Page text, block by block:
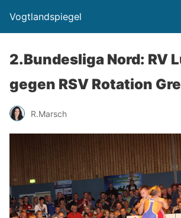
Vogtlandspiegel
2.Bundesliga Nord: RV
gegen RSV Rotation
R.Marsch